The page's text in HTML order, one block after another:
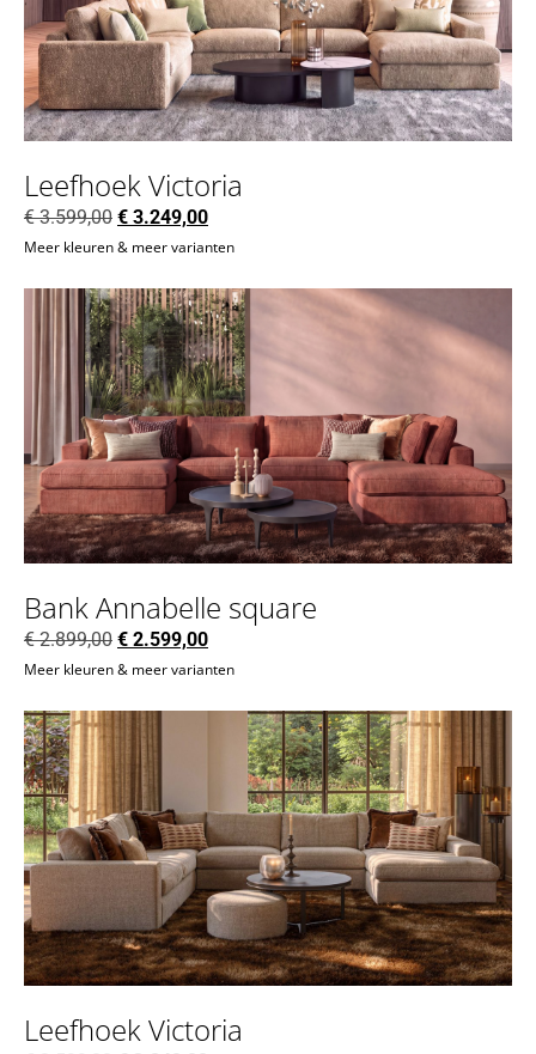
Leefhoek Victoria
€3.599,00 € 3.249,00
Meer kleuren & meer varianten
Bank Annabelle square
€2.899,00 € 2.599,00
Meer kleuren & meer varianten
Leefhoek Victoria